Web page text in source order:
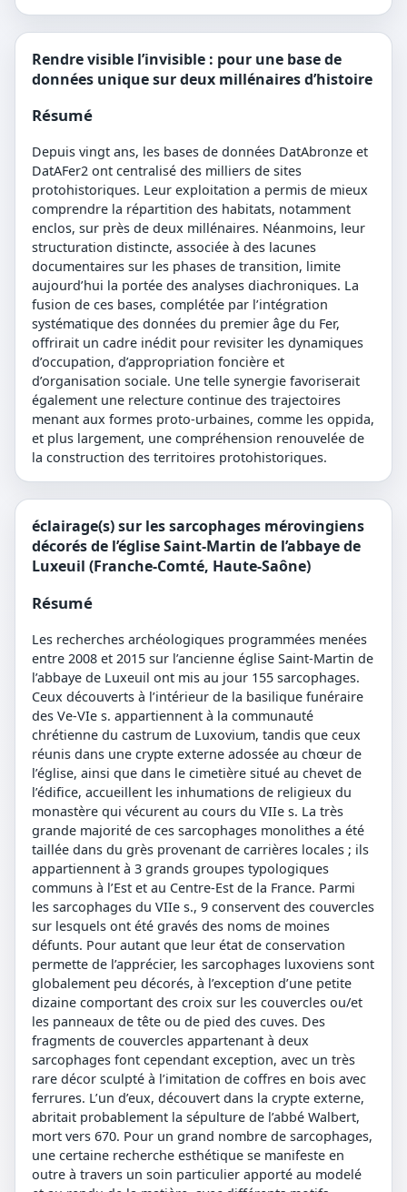
Rendre visible l’invisible : pour une base de
données unique sur deux millénaires d’histoire
Résumé
Depuis vingt ans, les bases de données DatAbronze et
DatAFer2 ont centralisé des milliers de sites
protohistoriques. Leur exploitation a permis de mieux
comprendre la répartition des habitats, notamment
enclos, sur près de deux millénaires. Néanmoins, leur
structuration distincte, associée à des lacunes
documentaires sur les phases de transition, limite
aujourd’hui la portée des analyses diachroniques. La
fusion de ces bases, complétée par l’intégration
systématique des données du premier âge du Fer,
offrirait un cadre inédit pour revisiter les dynamiques
d’occupation, d’appropriation foncière et
d’organisation sociale. Une telle synergie favoriserait
également une relecture continue des trajectoires
menant aux formes proto-urbaines, comme les oppida,
et plus largement, une compréhension renouvelée de
la construction des territoires protohistoriques.
éclairage(s) sur les sarcophages mérovingiens
décorés de l’église Saint-Martin de l’abbaye de
Luxeuil (Franche-Comté, Haute-Saône)
Résumé
Les recherches archéologiques programmées menées
entre 2008 et 2015 sur l’ancienne église Saint-Martin de
l’abbaye de Luxeuil ont mis au jour 155 sarcophages.
Ceux découverts à l’intérieur de la basilique funéraire
des Ve-VIe s. appartiennent à la communauté
chrétienne du castrum de Luxovium, tandis que ceux
réunis dans une crypte externe adossée au chœur de
l’église, ainsi que dans le cimetière situé au chevet de
l’édifice, accueillent les inhumations de religieux du
monastère qui vécurent au cours du VIIe s. La très
grande majorité de ces sarcophages monolithes a été
taillée dans du grès provenant de carrières locales ; ils
appartiennent à 3 grands groupes typologiques
communs à l’Est et au Centre-Est de la France. Parmi
les sarcophages du VIIe s., 9 conservent des couvercles
sur lesquels ont été gravés des noms de moines
défunts. Pour autant que leur état de conservation
permette de l’apprécier, les sarcophages luxoviens sont
globalement peu décorés, à l’exception d’une petite
dizaine comportant des croix sur les couvercles ou/et
les panneaux de tête ou de pied des cuves. Des
fragments de couvercles appartenant à deux
sarcophages font cependant exception, avec un très
rare décor sculpté à l’imitation de coffres en bois avec
ferrures. L’un d’eux, découvert dans la crypte externe,
abritait probablement la sépulture de l’abbé Walbert,
mort vers 670. Pour un grand nombre de sarcophages,
une certaine recherche esthétique se manifeste en
outre à travers un soin particulier apporté au modelé